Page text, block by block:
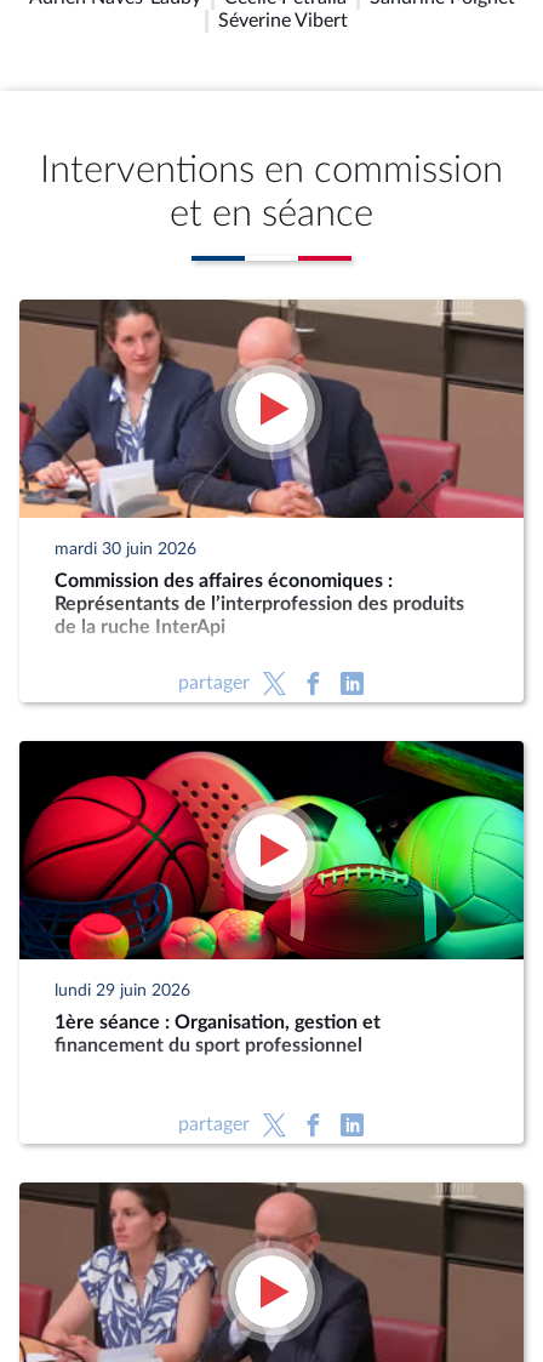
Séverine Vibert
Interventions en commission
et en séance
mardi 30 juin 2026
Commission des affaires économiques :
Représentants de l’interprofession des produits
de la ruche InterApi
partager
lundi 29 juin 2026
1ère séance : Organisation, gestion et
financement du sport professionnel
partager